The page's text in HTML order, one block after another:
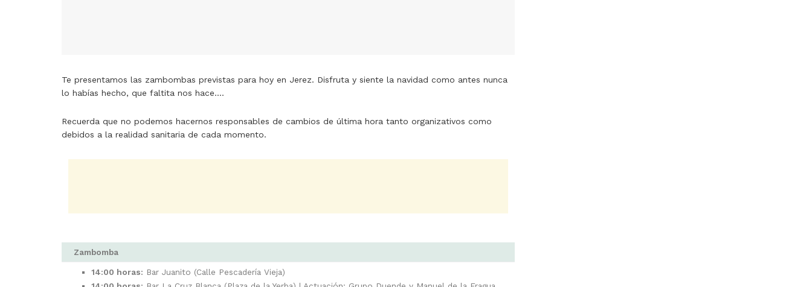
Te presentamos las zambombas previstas para hoy en Jerez. Disfruta y siente la navidad como antes nunca
lo habías hecho, que faltita nos hace....
Recuerda que no podemos hacernos responsables de cambios de última hora tanto organizativos como
debidos a la realidad sanitaria de cada momento.
Zambomba
14:00 horas: Bar Juanito (Calle Pescadería Vieja)